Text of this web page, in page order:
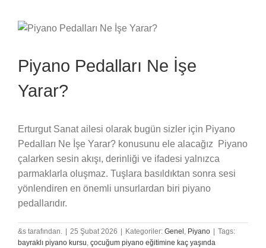
Piyano Pedalları Ne İşe
Yarar?
Erturgut Sanat ailesi olarak bugün sizler için Piyano
Pedalları Ne İşe Yarar? konusunu ele alacağız Piyano
çalarken sesin akışı, derinliği ve ifadesi yalnızca
parmaklarla oluşmaz. Tuşlara basıldıktan sonra sesi
yönlendiren en önemli unsurlardan biri piyano
pedallarıdır.
&s tarafından. 25 Şubat 2026 Kategoriler: Genel , Piyano
Tags:
bayraklı piyano kursu, çocuğum piyano eğitimine kaç yaşında